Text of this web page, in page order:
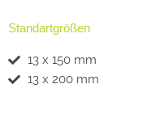
Standartgrößen
13 x 150 mm
13 x 200 mm